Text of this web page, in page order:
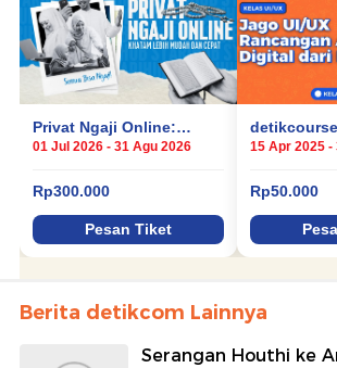
Berita detikcom Lainnya
Serangan Houthi ke